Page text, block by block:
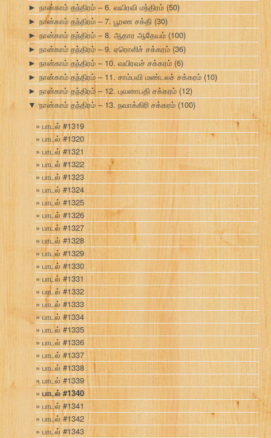
► நான்காம் தந்திரம் – 6. வயிரவி மந்திரம் (50)
► நான்காம் தந்திரம் – 7. பூரண சக்தி (30)
► நான்காம் தந்திரம் – 8. ஆதார ஆதேயம் (100)
► நான்காம் தந்திரம் – 9. ஏரொளிச் சக்கரம் (36)
► நான்காம் தந்திரம் – 10. வயிரவச் சக்கரம் (6)
► நான்காம் தந்திரம் – 11. சாம்பவி மண்டலச் சக்கரம் (10)
► நான்காம் தந்திரம் – 12. புவனாபதி சக்கரம் (12)
▼ நான்காம் தந்திரம் – 13. நவாக்கிரி சக்கரம் (100)
பாடல் #1319
பாடல் #1320
பாடல் #1321
பாடல் #1322
பாடல் #1323
பாடல் #1324
பாடல் #1325
பாடல் #1326
பாடல் #1327
பாடல் #1328
பாடல் #1329
பாடல் #1330
பாடல் #1331
பாடல் #1332
பாடல் #1333
பாடல் #1334
பாடல் #1335
பாடல் #1336
பாடல் #1337
பாடல் #1338
பாடல் #1339
பாடல் #1340
பாடல் #1341
பாடல் #1342
பாடல் #1343